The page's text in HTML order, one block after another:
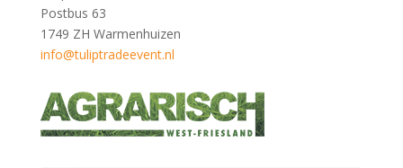
Postbus 63
1749 ZH Warmenhuizen
info@tuliptradeevent.nl